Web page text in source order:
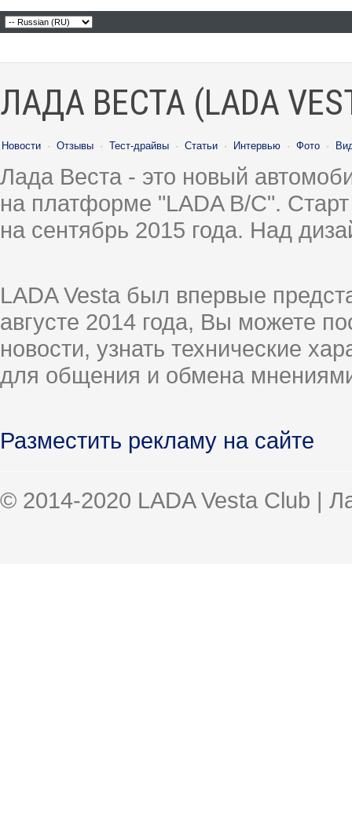
ЛАДА ВЕСТА (LADA
Новости · Отзывы · Тест-драйвы · Статьи · Интервью · Фото ·
Лада Веста - это новый
на платформе "LADA B/C".
на сентябрь 2015 года. Над
LADA Vesta был впервые
августе 2014 года, Вы можете
новости, узнать технические
для общения и обмена
Разместить рекламу на сайте
© 2014-2020 LADA Vesta Club |